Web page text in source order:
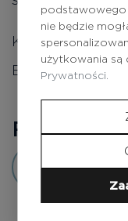
Kwas
Bez parabenów
Recenzje0
Dodaj
podstawowego
nie będzie
użytkowania są
Prywatności.